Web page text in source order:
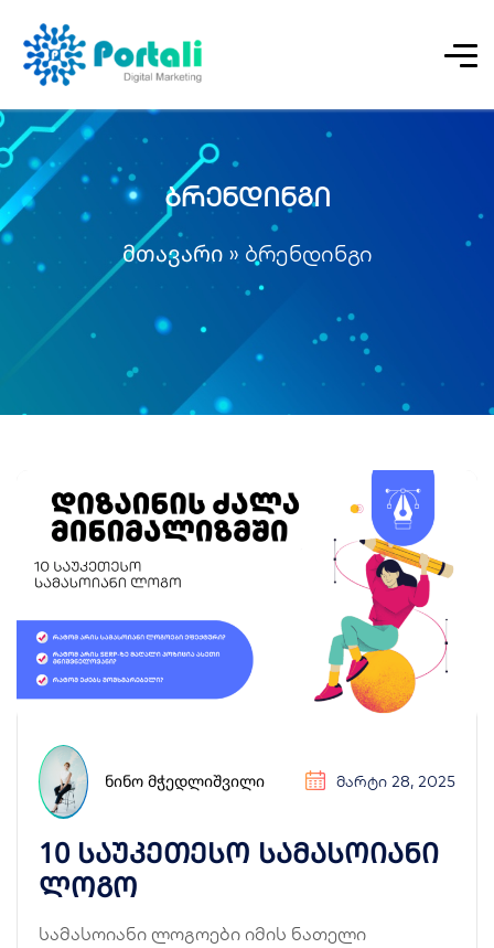
ბრენდინგი
მთავარი» ბრენდინგი
ᲜᲘᲜᲝ ᲛᲭᲔᲓᲚᲘᲨᲕᲘᲚᲘ ᲛᲐᲠᲢᲘ 28, 2025
10 საუკეთესო სამასოიანი
ლოგო
სამასოიანი ლოგოები იმის ნათელი